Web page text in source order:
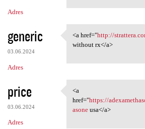
Adres
generic
03.06.2024
Adres
<a href="http://
<a href="http://
without rx</a>
price
03.06.2024
Adres
<a href="https:/
<a
href="https://
asoneusa</a>